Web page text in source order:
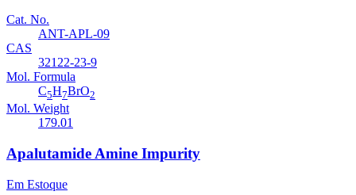
Cat. No.
ANT-APL-09
CAS
32122-23-9
Mol. Formula
C5H7BrO2
Mol. Weight
179.01
Apalutamide Amine Impurity
Em Estoque